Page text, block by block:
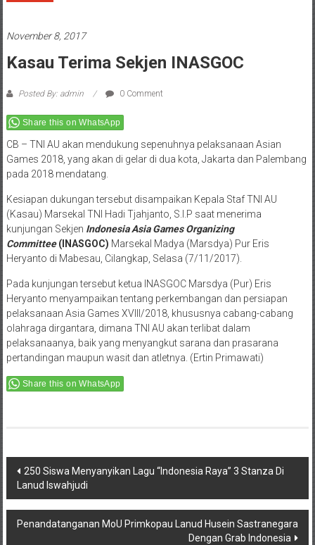
November 8, 2017
Kasau Terima Sekjen INASGOC
Posted By: admin 0 Comment
Share this on WhatsApp
CB – TNI AU akan mendukung sepenuhnya pelaksanaan Asian
Games 2018, yang akan di gelar di dua kota, Jakarta dan Palembang
pada 2018 mendatang.
Kesiapan dukungan tersebut disampaikan Kepala Staf TNI AU
(Kasau) Marsekal TNI Hadi Tjahjanto, S.I.P saat menerima
kunjungan Sekjen IndonesiaAsia Games Organizing
Committee(INASGOC) Marsekal Madya (Marsdya) Pur Eris
Heryanto di Mabesau, Cilangkap, Selasa (7/11/2017).
Pada kunjungan tersebut ketua INASGOC Marsdya (Pur) Eris
Heryanto menyampaikan tentang perkembangan dan persiapan
pelaksanaan Asia Games XVIII/2018, khususnya cabang-cabang
olahraga dirgantara, dimana TNI AU akan terlibat dalam
pelaksanaanya, baik yang menyangkut sarana dan prasarana
pertandingan maupun wasit dan atletnya. (Ertin Primawati)
Share this on WhatsApp
Post
navigation
250 Siswa Menyanyikan Lagu “Indonesia Raya” 3 Stanza Di
Lanud Iswahjudi
Penandatanganan MoU Primkopau Lanud Husein Sastranegara
Dengan Grab Indonesia